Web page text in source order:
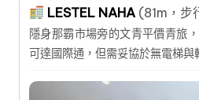
LESTEL NAHA (81m，步
隱身那霸市場旁的文青平價青旅
可達國際通，但需妥協於無電梯與